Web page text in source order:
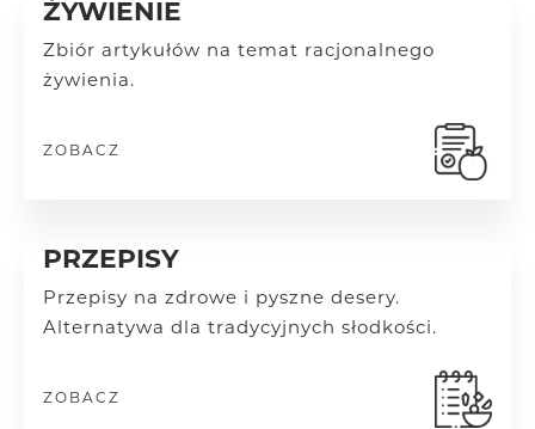
ŻYWIENIE
Zbiór artykułów na temat racjonalnego
żywienia.
ZOBACZ
PRZEPISY
Przepisy na zdrowe i pyszne desery.
Alternatywa dla tradycyjnych słodkości.
ZOBACZ